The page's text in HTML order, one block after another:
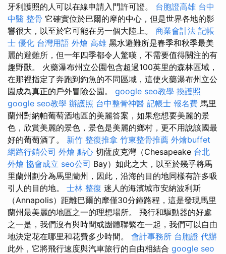
牙利護照的人可以在線申請入門許可證。 台胞證高雄 台中
中醫 整骨 它確實位於巴爾的摩的中心，但是世界各地的影
響很大，以至於它可能在另一個大陸上。 商業會計法 記帳
士 優化 台灣用語 外燴 高雄 黑水避難所是春季和秋季最美
麗的避難所，但一年四季都令人驚嘆，不需要值得關注的有
趣野獸。 火藥瀑布州立公園包含超過100英里的森林區域，
在那裡指定了奔跑到釣魚的不同區域，這使火藥瀑布州立公
園成為真正的戶外冒險公園。 google seo教學 換護照
google seo教學 辦護照 台中整骨神醫 記帳士 報名費 馬里
蘭州對納帕葡萄酒地區的美麗答案，如果您想要美麗的景
色，欣賞美麗的景色，景色是美麗的鄉村，更不用說該國最
好的葡萄酒了。 新竹 整復推拿 竹東整骨推薦 外燴buffet
網路行銷公司 外燴 點心 切薩皮克灣（Chesapeake 台北
外燴 協會成立 seo公司 Bay）如此之大，以至於幾乎將馬
里蘭州劃分為馬里蘭州，因此，沿海的目的地同樣有許多吸
引人的目的地。 士林 整復 迷人的海濱城市安納波利斯
（Annapolis）距離巴爾的摩僅30分鐘路程，這是發現馬里
蘭州最美麗的地區之一的理想場所。 飛行和驅動器的好處
之一是，我們沒有與時間或團體聯繫在一起，我們可以自由
地決定花在哪里和花費多少時間。 會計事務所 台胞證 代辦
此外，它將飛行速度與汽車旅行的自由相結合 google seo